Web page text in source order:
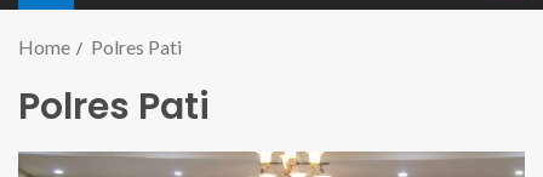
Home Polres Pati
Polres Pati